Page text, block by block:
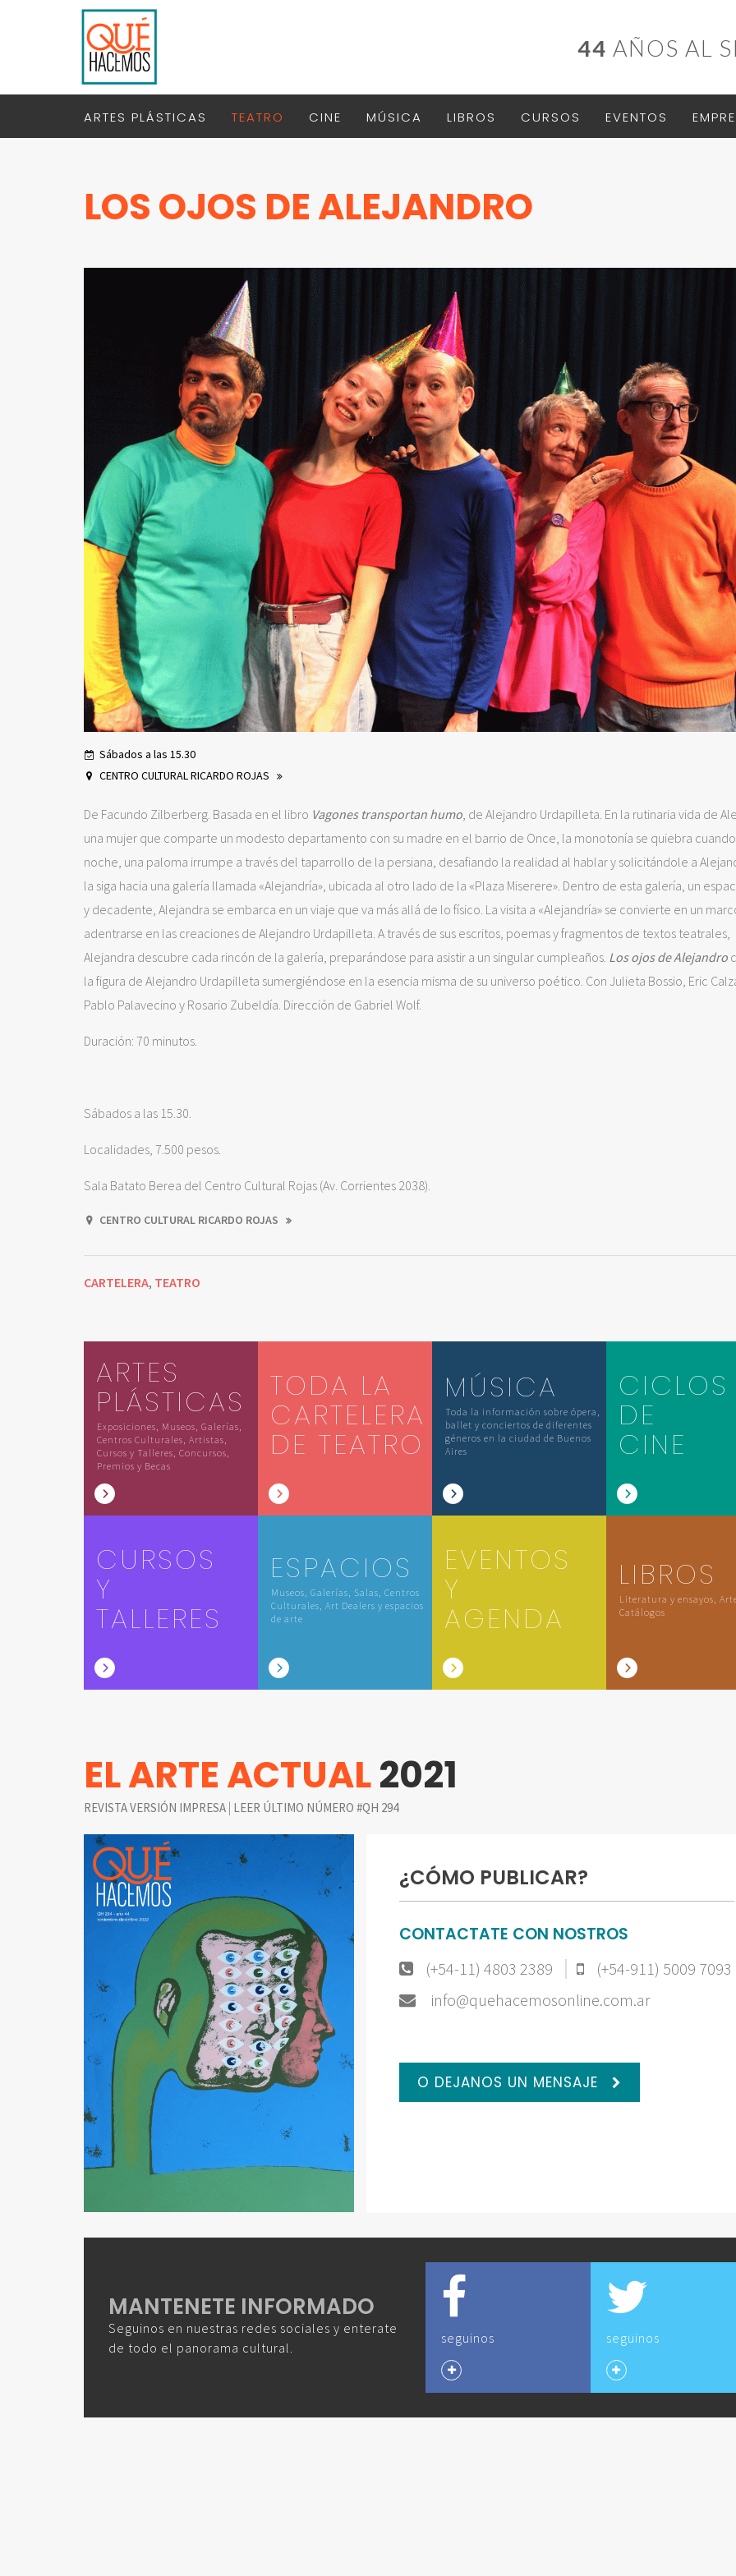
44 AÑOS AL
ARTES PLÁSTICAS TEATRO CINE MÚSICA LIBROS CURSOS EVENTOS
LOS OJOS DE ALEJANDRO
Sábados a las 15.30
CENTRO CULTURAL RICARDO ROJAS
De Facundo Zilberberg. Basada en el libro Vagones transportan humo, de Alejandro Urdapilleta. En la rutinaria vida de
una mujer que comparte un modesto departamento con su madre en el barrio de Once, la monotonía se quiebra
noche, una paloma irrumpe a través del taparrollo de la persiana, desafiando la realidad al hablar y solicitándole a
la siga hacia una galería llamada «Alejandría», ubicada al otro lado de la «Plaza Miserere». Dentro de esta galería, un
y decadente, Alejandra se embarca en un viaje que va más allá de lo físico. La visita a «Alejandría» se convierte en un
adentrarse en las creaciones de Alejandro Urdapilleta. A través de sus escritos, poemas y fragmentos de textos teatrales,
Alejandra descubre cada rincón de la galería, preparándose para asistir a un singular cumpleaños. Los ojos de Alejandro
la figura de Alejandro Urdapilleta sumergiéndose en la esencia misma de su universo poético. Con Julieta Bossio, Eric
Pablo Palavecino y Rosario Zubeldía. Dirección de Gabriel Wolf.
Duración: 70 minutos.
Sábados a las 15.30.
Localidades, 7.500 pesos.
Sala Batato Berea del Centro Cultural Rojas (Av. Corrientes 2038).
CENTRO CULTURAL RICARDO ROJAS
CARTELERA, TEATRO
ARTES
PLÁSTICAS
Exposiciones, Museos, Galerías,
Centros Culturales, Artistas,
Cursos y Talleres, Concursos,
Premios y Becas
TODA LA
CARTELERA
DE TEATRO
MÚSICA
Toda la información sobre ópera,
ballet y conciertos de diferentes
géneros en la ciudad de Buenos
Aires
CICLOS
DE
CINE
CURSOS
Y
TALLERES
ESPACIOS
Museos, Galerías, Salas, Centros
Culturales, Art Dealers y espacios
de arte
EVENTOS
Y
AGENDA
LIBROS
Literatura y ensayos,
Catálogos
EL ARTE ACTUAL2021
REVISTA VERSIÓN IMPRESA | LEER ÚLTIMO NÚMERO #QH 294
¿CÓMO PUBLICAR?
CONTACTATE CON NOSTROS
(+54-11) 4803 2389
(+54-911) 5009 7093
info@quehacemosonline.com.ar
O DEJANOS UN MENSAJE
MANTENETE INFORMADO
Seguinos en nuestras redes sociales y enterate
de todo el panorama cultural.
seguinos seguinos